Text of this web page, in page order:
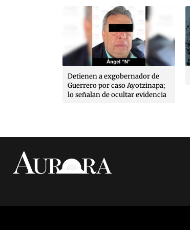
Detienen a exgobernador de
Guerrero por caso Ayotzinapa;
lo señalan de ocultar evidencia